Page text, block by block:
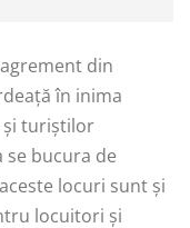
din
în inima
și turiștilor
se bucura de
locuri sunt și
locuitori și